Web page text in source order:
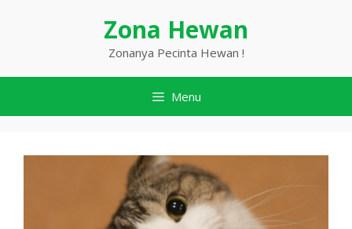
Zona Hewan
Zonanya Pecinta Hewan !
Menu